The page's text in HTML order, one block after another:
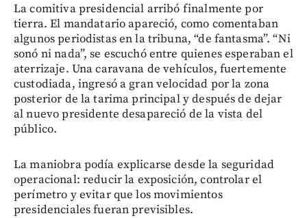
La comitiva presidencial arribó finalmente por
tierra. El mandatario apareció, como comentaban
algunos periodistas en la tribuna, “de fantasma”. “Ni
sonó ni nada”, se escuchó entre quienes esperaban el
aterrizaje. Una caravana de vehículos, fuertemente
custodiada, ingresó a gran velocidad por la zona
posterior de la tarima principal y después de dejar
al nuevo presidente desapareció de la vista del
público.
La maniobra podía explicarse desde la seguridad
operacional: reducir la exposición, controlar el
perímetro y evitar que los movimientos
presidenciales fueran previsibles.